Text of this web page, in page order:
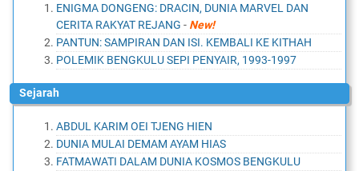
ENIGMA DONGENG: DRACIN, DUNIA MARVEL DAN
CERITA RAKYAT REJANG - New!
PANTUN: SAMPIRAN DAN ISI. KEMBALI KE KITHAH
POLEMIK BENGKULU SEPI PENYAIR, 1993-1997
Sejarah
ABDUL KARIM OEI TJENG HIEN
DUNIA MULAI DEMAM AYAM HIAS
FATMAWATI DALAM DUNIA KOSMOS BENGKULU